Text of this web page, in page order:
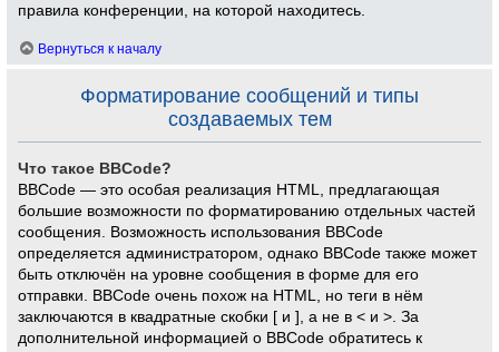
правила конференции, на которой находитесь.
Вернуться к началу
Форматирование сообщений и типы
создаваемых тем
Что такое BBCode?
BBCode — это особая реализация HTML, предлагающая
большие возможности по форматированию отдельных частей
сообщения. Возможность использования BBCode
определяется администратором, однако BBCode также может
быть отключён на уровне сообщения в форме для его
отправки. BBCode очень похож на HTML, но теги в нём
заключаются в квадратные скобки [ и ], а не в < и >. За
дополнительной информацией о BBCode обратитесь к